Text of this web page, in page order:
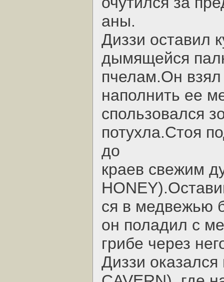
аны.
Диззи оставил
дымящейся
пчелам.Он взял
наполнить ее
спользовался
потухла.Стоя
до
краев свежим
ся в медвежью
он поладил с
грибе через
Диззи